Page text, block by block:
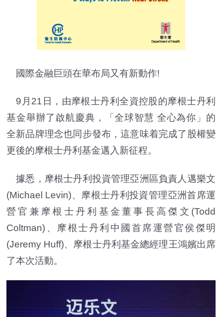
國際金融巨頭在華布局又有新動作!
9月21日，由摩根士丹利全資控股的摩根士丹利
基金舉辦了啟航慶典，「全球智慧 全心為你」的
全新品牌理念也同步發布，這意味着完成了股權變
更後的摩根士丹利基金邁入新征程。
據悉，摩根士丹利投資管理亞洲區負責人邁樂文
(Michael Levin)、摩根士丹利投資管理亞洲首席運
營官兼摩根士丹利基金董事長高傑文(Todd
Coltman)、摩根士丹利中國首席運營官侯傑明
(Jeremy Huff)、摩根士丹利基金總經理王鴻嬪出席
了本次活動。